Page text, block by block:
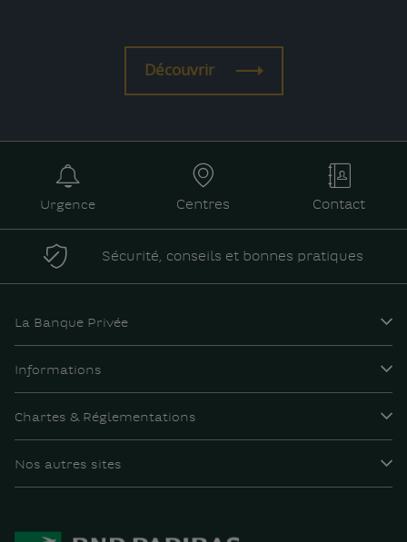
Découvrir
Urgence Centres Contact
Sécurité, conseils et bonnes pratiques
La Banque Privée
Informations
Chartes & Réglementations
Nos autres sites